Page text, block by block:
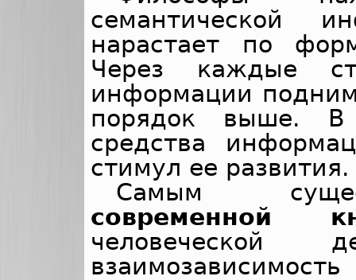
семантической
нарастает по
Через каждые
информации
порядок выше. В
средства
стимул ее развития.
Самым
современной
человеческой